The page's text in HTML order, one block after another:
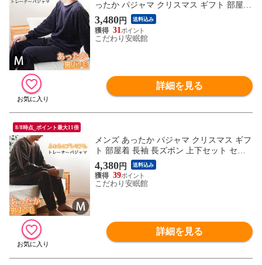
ったか パジャマ クリスマス ギフト 部屋着
長袖 長ズボン 上下セット セットアップ ル
ームウェア 男性 （ネイビー Mサイズ）
【A-385440NB-M】
3,480円 送料込み
31
こだわり安眠館
詳細を見る
8/8時点_ポイント最大11倍
メンズ あったか パジャマ クリスマス ギフ
ト 部屋着 長袖 長ズボン 上下セット セッ
トアップ ルームウェア 男性 （ブラウン M
サイズ）【A-385440BR-M】
4,380円 送料込み
39
こだわり安眠館
詳細を見る